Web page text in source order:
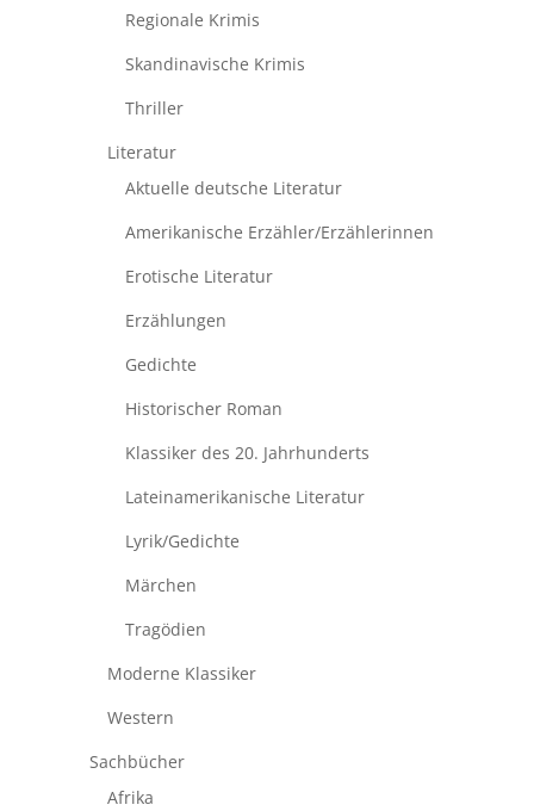
Regionale Krimis
Skandinavische Krimis
Thriller
Literatur
Aktuelle deutsche Literatur
Amerikanische Erzähler/Erzählerinnen
Erotische Literatur
Erzählungen
Gedichte
Historischer Roman
Klassiker des 20. Jahrhunderts
Lateinamerikanische Literatur
Lyrik/Gedichte
Märchen
Tragödien
Moderne Klassiker
Western
Sachbücher
Afrika